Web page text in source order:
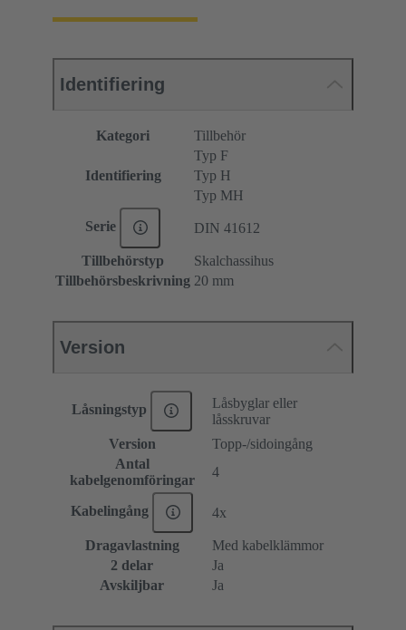
Identifiering
Kategori Tillbehör
Identifiering
Typ F
Typ H
Typ MH
Serie DIN 41612
Tillbehörstyp
Skalchassihus
Tillbehörsbeskrivning 20 mm
Version
Låsningstyp
Låsbyglar eller
låsskruvar
Version
Topp-/sidoingång
Antal
kabelgenomföringar
4
Kabelingång 4x
Dragavlastning
Med kabelklämmor
2 delar
Ja
Avskiljbar
Ja